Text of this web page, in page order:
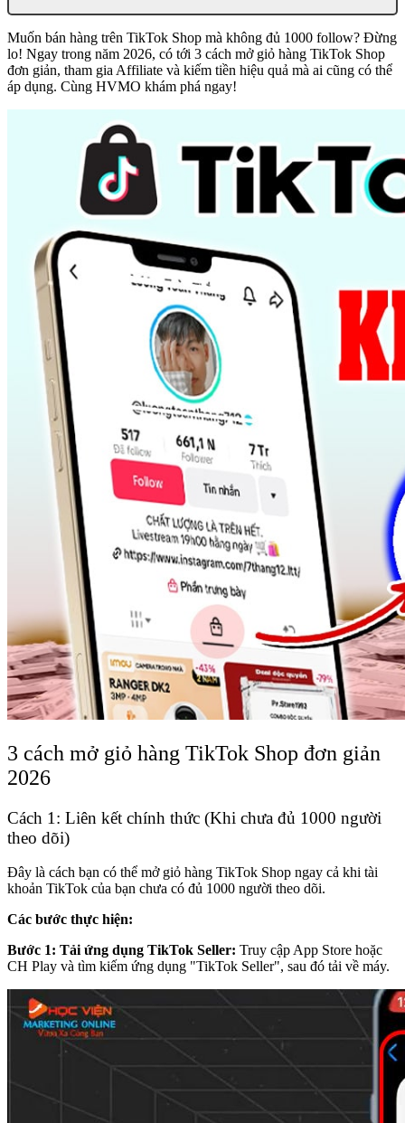
Muốn bán hàng trên TikTok Shop mà không đủ 1000 follow? Đừng
lo! Ngay trong năm 2026, có tới 3 cách mở giỏ hàng TikTok Shop
đơn giản, tham gia Affiliate và kiếm tiền hiệu quả mà ai cũng có thể
áp dụng. Cùng HVMO khám phá ngay!
3 cách mở giỏ hàng TikTok Shop đơn giản
2026
Cách 1: Liên kết chính thức (Khi chưa đủ 1000 người
theo dõi)
Đây là cách bạn có thể mở giỏ hàng TikTok Shop ngay cả khi tài
khoản TikTok của bạn chưa có đủ 1000 người theo dõi.
Các bước thực hiện:
Bước 1: Tải ứng dụng TikTok Seller: Truy cập App Store hoặc
CH Play và tìm kiếm ứng dụng "TikTok Seller", sau đó tải về máy.